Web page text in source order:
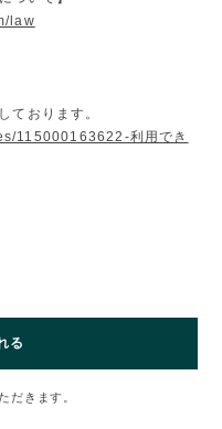
law
ております。
115000163622-利用でき
る
きます。